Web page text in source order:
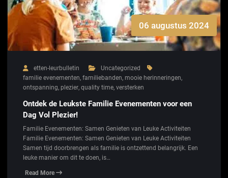
06 augustus 2024
etten-leurbulletin
Uncategorized
familie evenementen, familiebanden, mooie herinneringen,
ontspanning, plezier, quality time, versterken
Ontdek de Leukste Familie Evenementen voor een
Dag Vol Plezier!
Familie Evenementen: Samen Genieten van Leuke Activiteiten
Familie Evenementen: Samen Genieten van Leuke Activiteiten
Samen tijd doorbrengen als familie is ontzettend belangrijk. Een
leuke manier om dit te doen, is…
Read More